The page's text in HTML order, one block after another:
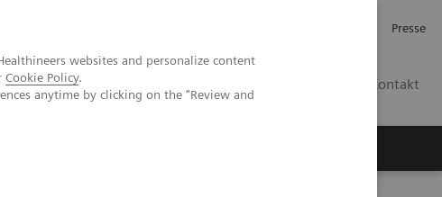
websites and personalize content
Cookie Policy.
anytime by clicking on the "Review and
Presse
Kontakt